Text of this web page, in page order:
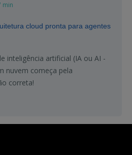
min
cloud pronta para agentes
inteligência artificial (IA ou AI -
nuvem começa pela
correta!